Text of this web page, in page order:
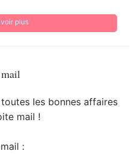
plus
les bonnes affaires
mail !
: